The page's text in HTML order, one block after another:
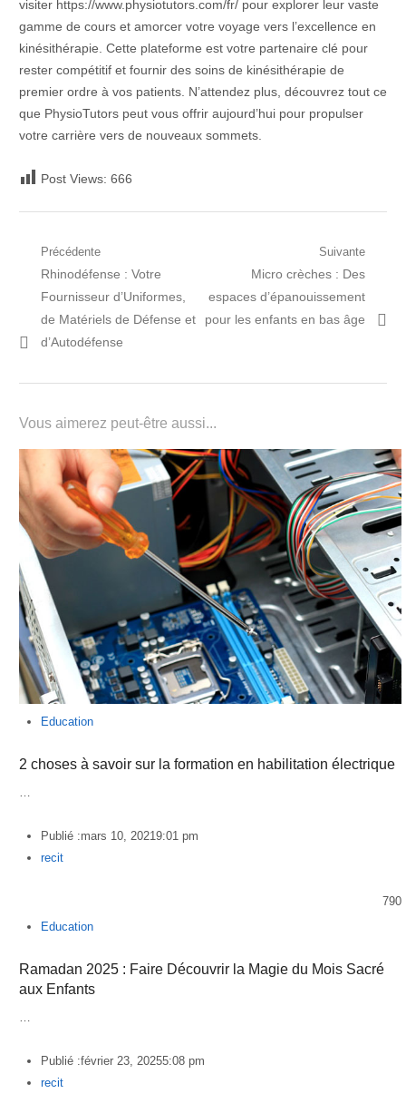
visiter https://www.physiotutors.com/fr/ pour explorer leur vaste
gamme de cours et amorcer votre voyage vers l’excellence en
kinésithérapie. Cette plateforme est votre partenaire clé pour
rester compétitif et fournir des soins de kinésithérapie de
premier ordre à vos patients. N’attendez plus, découvrez tout ce
que PhysioTutors peut vous offrir aujourd’hui pour propulser
votre carrière vers de nouveaux sommets.
Post Views: 666
Navigation
l’article
Précédente
Post
précédent:
Rhinodéfense : Votre
Fournisseur d’Uniformes,
de Matériels de Défense et
d’Autodéfense
Suivante
Prochain
article:
Micro crèches : Des
espaces d’épanouissement
pour les enfants en bas âge
Vous aimerez peut-être aussi...
Education
2 choses à savoir sur la formation en habilitation électrique
…
Publié :mars 10, 20219:01 pm
Author
recit
790
Education
Ramadan 2025 : Faire Découvrir la Magie du Mois Sacré
aux Enfants
…
Publié :février 23, 20255:08 pm
Author
recit